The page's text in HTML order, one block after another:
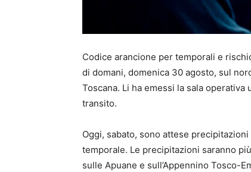
Codice arancione per temporali e
di domani, domenica 30 agosto, sul
Toscana. Li ha emessi la sala
transito.
Oggi, sabato, sono attese
temporale. Le precipitazioni saranno
sulle Apuane e sull’Appennino Tosco-